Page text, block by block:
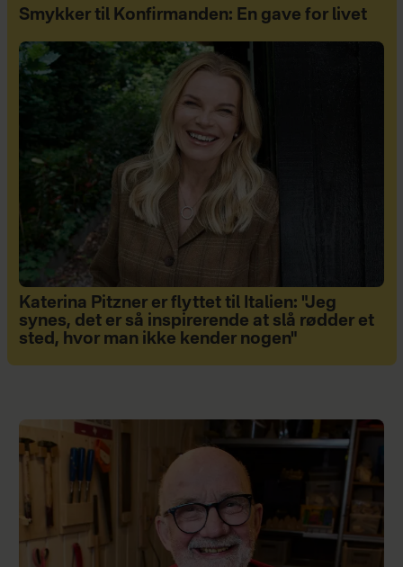
Smykker til Konfirmanden: En gave for livet
Katerina Pitzner er flyttet til Italien: "Jeg
synes, det er så inspirerende at slå rødder et
sted, hvor man ikke kender nogen"